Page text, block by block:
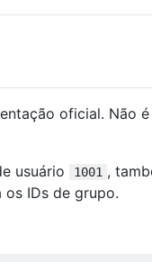
oficial. Não
usuário 1001 ,
os IDs de grupo.